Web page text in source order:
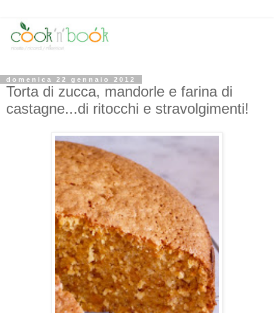
domenica 22 gennaio 2012
Torta di zucca, mandorle e farina di
castagne...di ritocchi e stravolgimenti!